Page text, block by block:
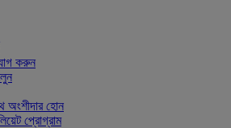
করুন
অংশীদার হোন
প্রোগ্রাম